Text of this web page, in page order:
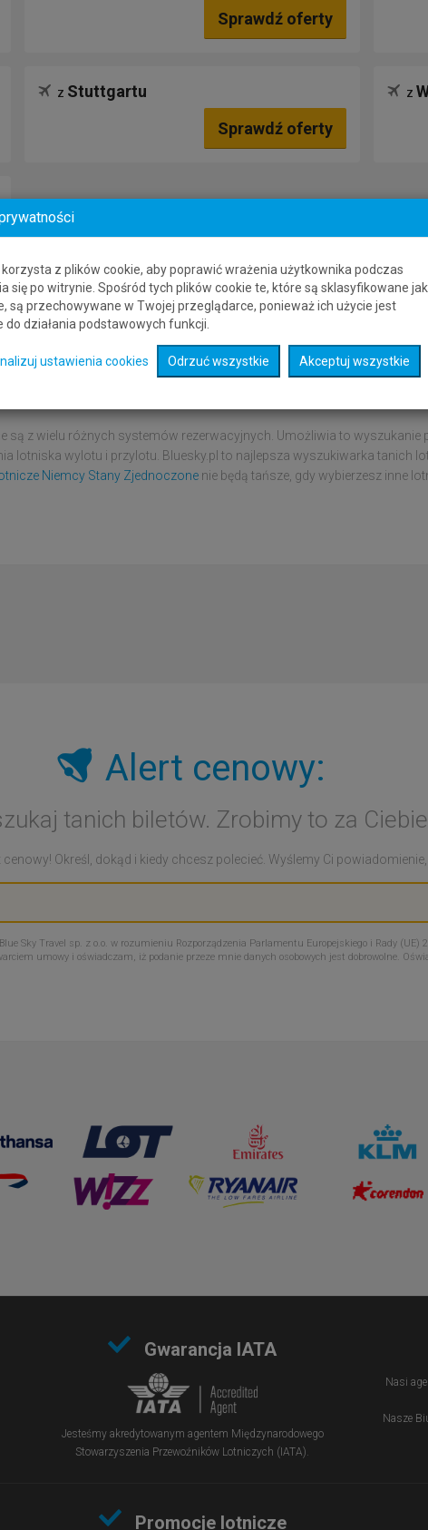
Sprawdź oferty
z Stuttgartu
Sprawdź oferty
z
są z wielu różnych systemów rezerwacyjnych. Umożliwia to wyszukanie
lotniska wylotu i przylotu. Bluesky.pl to najlepsza wyszukiwarka tanich
Niemcy Stany Zjednoczone nie będą tańsze, gdy wybierzesz inne
Alert cenowy:
tanich biletów. Zrobimy to za
Określ, dokąd i kiedy chcesz polecieć. Wyślemy Ci
Sky Travel sp. z o.o. w rozumieniu Rozporządzenia Parlamentu Europejskiego i Rady
umowy i oświadczam, iż podanie przeze mnie danych osobowych jest dobrowolne.
Gwarancja IATA
Jesteśmy akredytowanym agentem Międzynarodowego
Stowarzyszenia Przewoźników Lotniczych (IATA).
Nasi
Nasze
Promocje lotnicze
z plików cookie, aby poprawić wrażenia użytkownika podczas
się po witrynie. Spośród tych plików cookie te, które są sklasyfikowane
są przechowywane w Twojej przeglądarce, ponieważ ich użycie jest
do działania podstawowych funkcji.
ustawienia cookies Odrzuć wszystkie Akceptuj wszystkie